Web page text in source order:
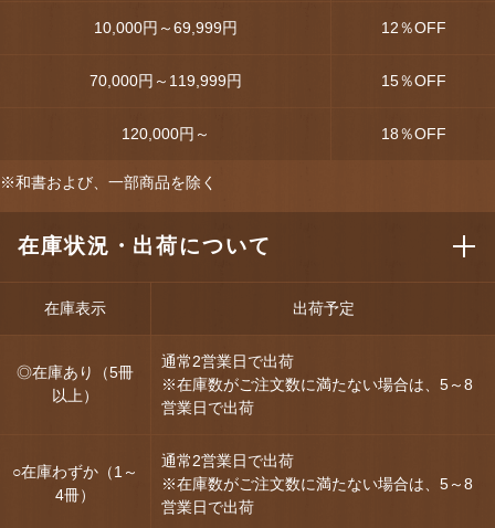
10,000円～69,999円 12％OFF
70,000円～119,999円 15％OFF
120,000円～ 18％OFF
※和書および、一部商品を除く
在庫状況・出荷について
在庫表示 出荷予定
◎在庫あり（5冊
以上）
通常2営業日で出荷
※在庫数がご注文数に満たない場合は、5～8
営業日で出荷
○在庫わずか（1～
4冊）
通常2営業日で出荷
※在庫数がご注文数に満たない場合は、5～8
営業日で出荷